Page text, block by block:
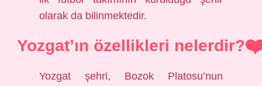
olarak da bilinmektedir.
Yozgat’ın özellikleri nelerdir?
Yozgat şehri, Bozok Platosu’nun